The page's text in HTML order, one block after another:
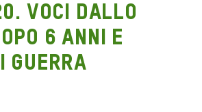
Voci dallo
6 anni e
guerra